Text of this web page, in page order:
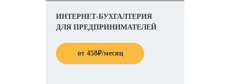
ИНТЕРНЕТ-БУХГАЛТЕРИЯ
ДЛЯ ПРЕДПРИНИМАТЕЛЕЙ
от 458₽/месяц